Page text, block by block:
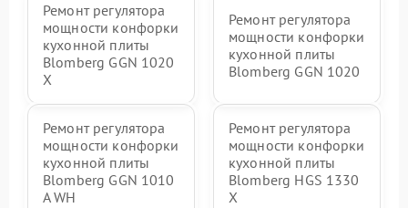
Ремонт регулятора
мощности конфорки
кухонной плиты
Blomberg GGN 1020
X
Ремонт регулятора
мощности конфорки
кухонной плиты
Blomberg GGN 1020
Ремонт регулятора
мощности конфорки
кухонной плиты
Blomberg GGN 1010
A WH
Ремонт регулятора
мощности конфорки
кухонной плиты
Blomberg HGS 1330
X